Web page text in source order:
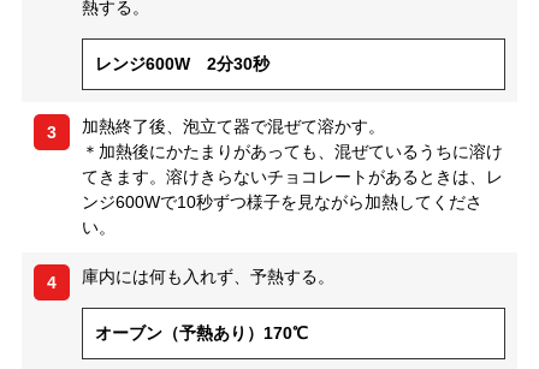
熱する。
レンジ600W 2分30秒
3
加熱終了後、泡立て器で混ぜて溶かす。
＊加熱後にかたまりがあっても、混ぜているうちに溶け
てきます。溶けきらないチョコレートがあるときは、レ
ンジ600Wで10秒ずつ様子を見ながら加熱してくださ
い。
4 庫内には何も入れず、予熱する。
オーブン（予熱あり）170℃